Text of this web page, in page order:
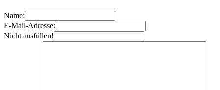
Name:
E-Mail-Adresse:
Nicht ausfüllen!